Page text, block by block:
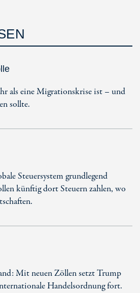
als eine Migrationskrise ist – und
sollte.
Steuersystem grundlegend
künftig dort Steuern zahlen, wo
Mit neuen Zöllen setzt Trump
Handelsordnung fort.